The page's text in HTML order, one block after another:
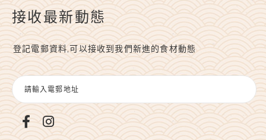
接收最新動態
登記電郵資料,可以接收到我們新進的食材動態